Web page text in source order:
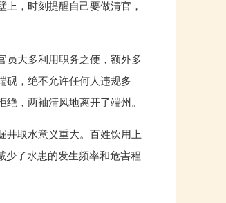
，时刻提醒自己要做清官，
员大多利用职务之便，额外多
砚，绝不允许任何人违规多
，两袖清风地离开了端州。
井取水意义重大。百姓饮用上
少了水患的发生频率和危害程